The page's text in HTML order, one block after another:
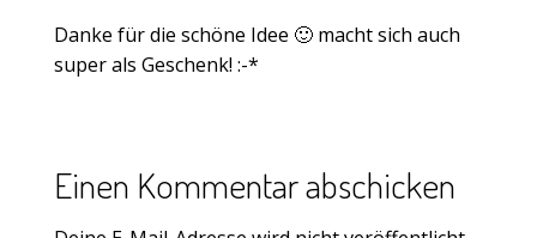
Danke für die schöne Idee 🙂 macht sich auch
super als Geschenk! :-*
Einen Kommentar abschicken